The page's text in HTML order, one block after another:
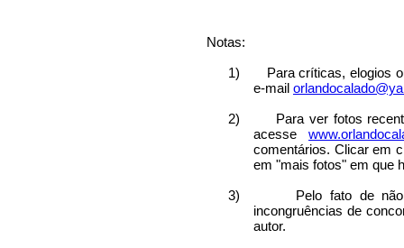
Notas:
1)
Para críticas, elogios
e-mail
2)
Para ver fotos
acesse
comentários. Clicar em
em "mais fotos" em que
3)
Pelo fato de
incongruências de
autor.